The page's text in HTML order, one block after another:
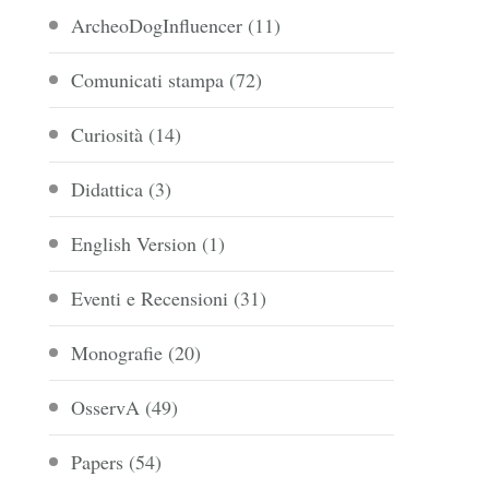
ArcheoDogInfluencer (11)
Comunicati stampa (72)
Curiosità (14)
Didattica (3)
English Version (1)
Eventi e Recensioni (31)
Monografie (20)
OsservA (49)
Papers (54)